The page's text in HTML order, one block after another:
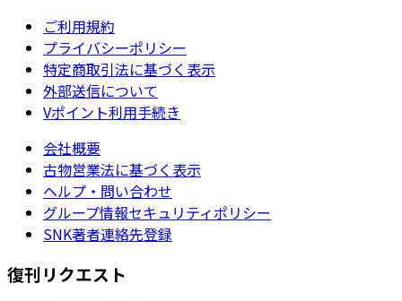
ご利用規約
プライバシーポリシー
特定商取引法に基づく表示
外部送信について
Vポイント利用手続き
会社概要
古物営業法に基づく表示
ヘルプ・問い合わせ
グループ情報セキュリティポリシー
SNK著者連絡先登録
復刊リクエスト